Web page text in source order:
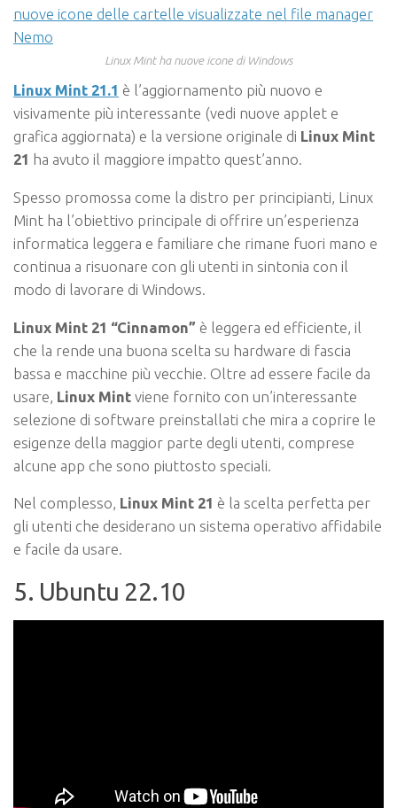
Linux Mint ha nuove icone di Windows
Linux Mint 21.1 è l’aggiornamento più nuovo e
visivamente più interessante (vedi nuove applet e
grafica aggiornata) e la versione originale di Linux Mint
21 ha avuto il maggiore impatto quest’anno.
Spesso promossa come la distro per principianti, Linux
Mint ha l’obiettivo principale di offrire un’esperienza
informatica leggera e familiare che rimane fuori mano e
continua a risuonare con gli utenti in sintonia con il
modo di lavorare di Windows.
Linux Mint 21 “Cinnamon” è leggera ed efficiente, il
che la rende una buona scelta su hardware di fascia
bassa e macchine più vecchie. Oltre ad essere facile da
usare, Linux Mint viene fornito con un’interessante
selezione di software preinstallati che mira a coprire le
esigenze della maggior parte degli utenti, comprese
alcune app che sono piuttosto speciali.
Nel complesso, Linux Mint 21 è la scelta perfetta per
gli utenti che desiderano un sistema operativo affidabile
e facile da usare.
5. Ubuntu 22.10